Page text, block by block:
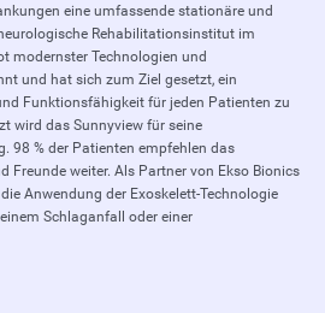
eine umfassende stationäre und
Rehabilitationsinstitut im
modernster Technologien und
und hat sich zum Ziel gesetzt, ein
Funktionsfähigkeit für jeden Patienten zu
wird das Sunnyview für seine
98 % der Patienten empfehlen das
Freunde weiter. Als Partner von Ekso Bionics
Anwendung der Exoskelett-Technologie
Schlaganfall oder einer